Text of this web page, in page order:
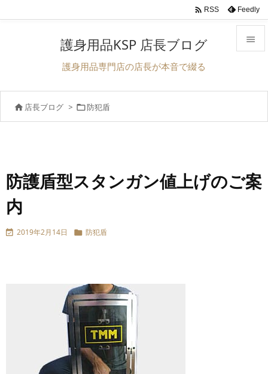


次へ

 RSS Feedly
護身用品KSP 店長ブログ
護身用品専門店の店長が本音で綴る
 店長ブログ > 防犯盾
防護盾型スタンガン値上げのご案
内
 2019年2月14日  防犯盾